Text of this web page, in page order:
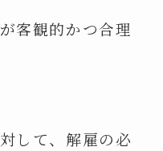
客観的かつ合理
して、解雇の必